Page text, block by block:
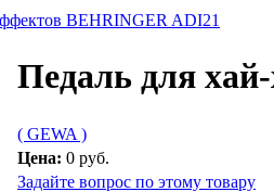
BEHRINGER ADI21
Педаль для
( GEWA )
Цена: 0 руб.
Задайте вопрос по этому товару